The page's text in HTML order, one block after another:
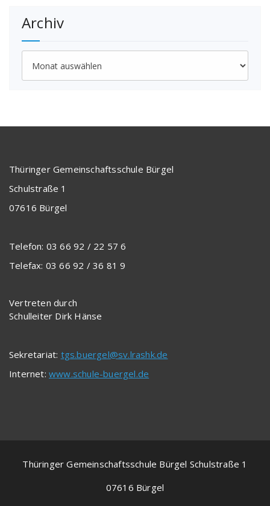
Archiv
Thüringer Gemeinschaftsschule Bürgel
Schulstraße 1
07616 Bürgel
Telefon: 03 66 92 / 22 57 6
Telefax: 03 66 92 / 36 81 9
Vertreten durch
Schulleiter Dirk Hänse
Sekretariat: tgs.buergel@sv.lrashk.de
Internet: www.schule-buergel.de
Thüringer Gemeinschaftsschule Bürgel Schulstraße 1
07616 Bürgel